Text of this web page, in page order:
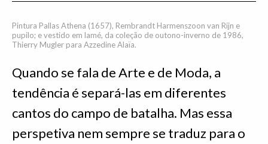
Pintura Pallas Athena (1657), Rembrandt Harmenszoon van Rijn e
pupilo; e vestido em lamé, da coleção de outono-inverno de 1986,
Thierry Mugler para Azzedine Alaïa.
Quando se fala de Arte e de Moda, a
tendência é separá-las em diferentes
cantos do campo de batalha. Mas essa
perspetiva nem sempre se traduz para o